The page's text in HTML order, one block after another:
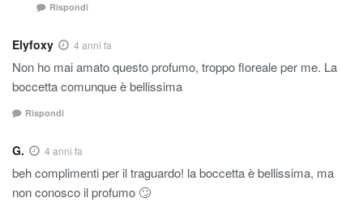
Rispondi
Elyfoxy 4 anni fa
Non ho mai amato questo profumo, troppo floreale per me. La
boccetta comunque è bellissima
Rispondi
G. 4 anni fa
beh complimenti per il traguardo! la boccetta è bellissima, ma
non conosco il profumo 🙄